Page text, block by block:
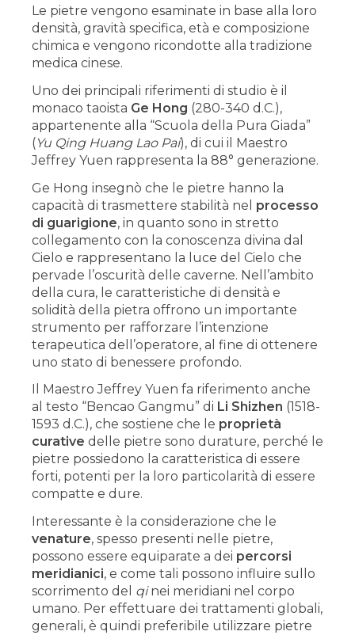
Le pietre vengono esaminate in base alla loro
densità, gravità specifica, età e composizione
chimica e vengono ricondotte alla tradizione
medica cinese.
Uno dei principali riferimenti di studio è il
monaco taoista Ge Hong (280-340 d.C.),
appartenente alla “Scuola della Pura Giada”
(Yu Qing Huang Lao Pai), di cui il Maestro
Jeffrey Yuen rappresenta la 88° generazione.
Ge Hong insegnò che le pietre hanno la
capacità di trasmettere stabilità nel processo
di guarigione, in quanto sono in stretto
collegamento con la conoscenza divina dal
Cielo e rappresentano la luce del Cielo che
pervade l’oscurità delle caverne. Nell’ambito
della cura, le caratteristiche di densità e
solidità della pietra offrono un importante
strumento per rafforzare l’intenzione
terapeutica dell’operatore, al fine di ottenere
uno stato di benessere profondo.
Il Maestro Jeffrey Yuen fa riferimento anche
al testo “Bencao Gangmu” di Li Shizhen (1518-
1593 d.C.), che sostiene che le proprietà
curative delle pietre sono durature, perché le
pietre possiedono la caratteristica di essere
forti, potenti per la loro particolarità di essere
compatte e dure.
Interessante è la considerazione che le
venature, spesso presenti nelle pietre,
possono essere equiparate a dei percorsi
meridianici, e come tali possono influire sullo
scorrimento del qinei meridiani nel corpo
umano. Per effettuare dei trattamenti globali,
generali, è quindi preferibile utilizzare pietre